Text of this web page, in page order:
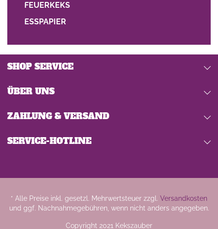
FEUERKEKS
ESSPAPIER
SERVICE-HOTLINE
SHOP SERVICE
ÜBER UNS
ZAHLUNG & VERSAND
* Alle Preise inkl. gesetzl. Mehrwertsteuer zzgl. Versandkosten
und ggf. Nachnahmegebühren, wenn nicht anders angegeben.
Copyright 2021 Kekszauber